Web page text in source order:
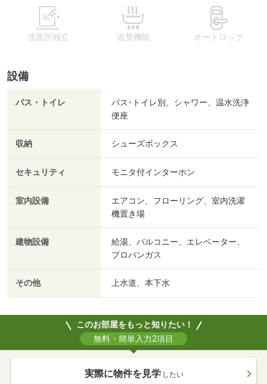
洗面所独立 追焚機能 オートロック
設備
バス・トイレ
バス･トイレ別、シャワー、温水洗浄
便座
収納 シューズボックス
セキュリティ モニタ付インターホン
室内設備
エアコン、フローリング、室内洗濯
機置き場
建物設備
給湯、バルコニー、エレベーター、
プロパンガス
その他 上水道、本下水
このお部屋をもっと知りたい！
無料・簡単入力2項目
実際に物件を見学 したい